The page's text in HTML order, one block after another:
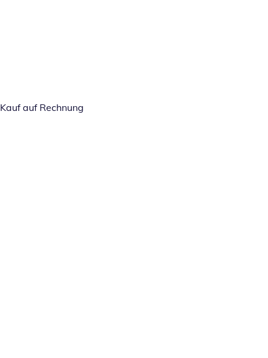
Kauf auf Rechnung